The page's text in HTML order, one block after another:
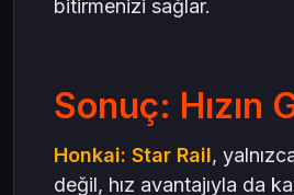
bitirmenizi sağlar.
Sonuç: Hızın
Honkai: Star Rail,
değil, hız avantajıyla da